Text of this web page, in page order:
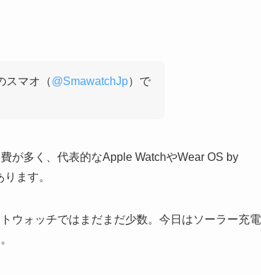
スマオ（@SmawatchJp）で
が多く、代表的なApple WatchやWear OS by
ます。
ウォッチではまだまだ少数。今日はソーラー充電